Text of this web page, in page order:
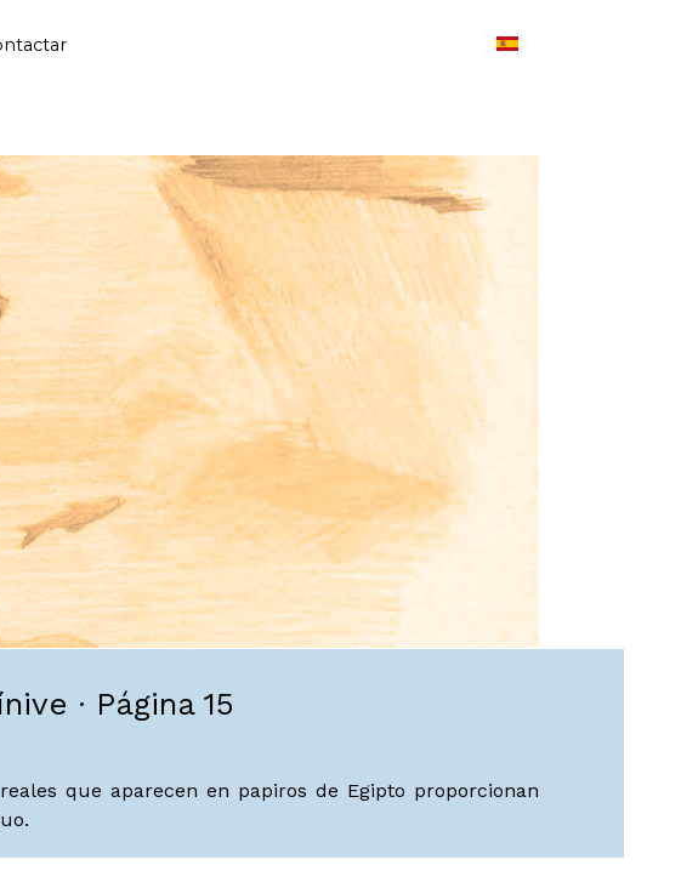
· Página 15
que aparecen en papiros de Egipto proporcionan